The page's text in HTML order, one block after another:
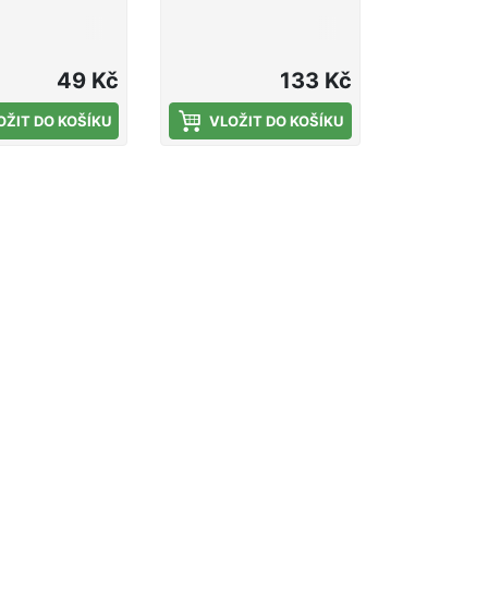
49 Kč
DO KOŠÍKU
133 Kč
VLOŽIT DO KOŠÍKU